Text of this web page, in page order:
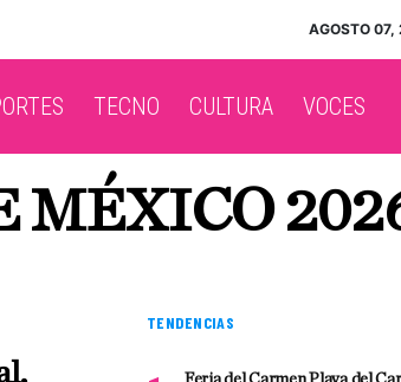
AGOSTO
TECNO CULTURA VOCES
MÉXICO
TENDENCIAS